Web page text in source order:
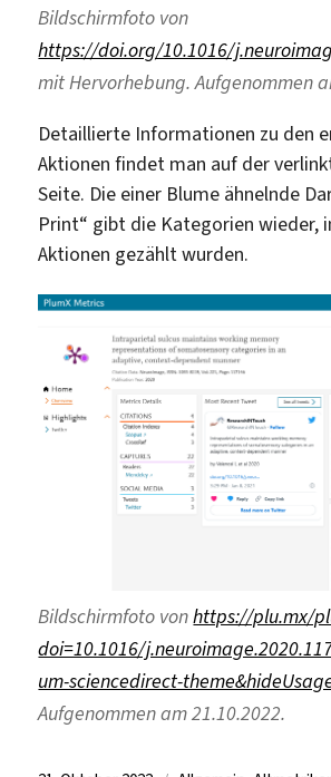
Bildschirmfoto von
https://doi.org/10.1016/
mit Hervorhebung. Aufgenommen
Detaillierte Informationen zu den
Aktionen findet man auf der
Seite. Die einer Blume ähnelnde
Print“ gibt die Kategorien wieder,
Aktionen gezählt wurden.
Bildschirmfoto vonhttps://plu.mx/
doi=10.1016/
um-sciencedirect-
Aufgenommen am 21.10.2022.